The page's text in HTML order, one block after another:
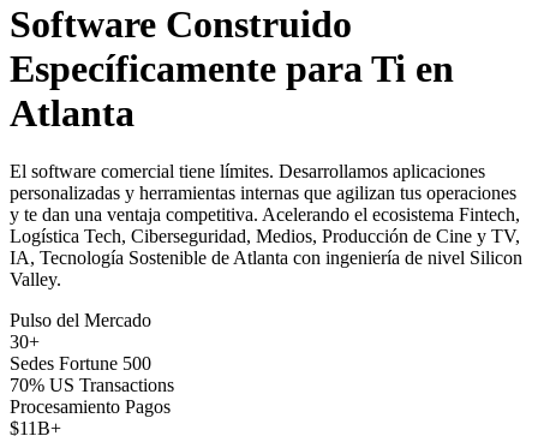
Software Construido
Específicamente para Ti en
Atlanta
El software comercial tiene límites. Desarrollamos aplicaciones
personalizadas y herramientas internas que agilizan tus operaciones
y te dan una ventaja competitiva. Acelerando el ecosistema Fintech,
Logística Tech, Ciberseguridad, Medios, Producción de Cine y TV,
IA, Tecnología Sostenible de Atlanta con ingeniería de nivel Silicon
Valley.
Pulso del Mercado
30+
Sedes Fortune 500
70% US Transactions
Procesamiento Pagos
$11B+